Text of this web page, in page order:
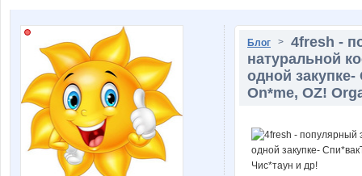
Блог > 4fresh -
натуральной
одной
On*me, OZ!